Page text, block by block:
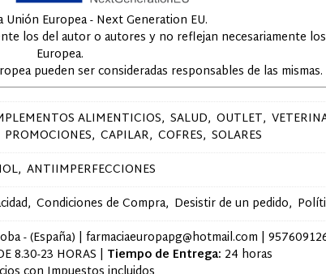
Unión Europea - Next Generation EU.
los del autor o autores y no reflejan necesariamente
Europea.
pueden ser consideradas responsables de las mismas.
ALIMENTICIOS SALUD OUTLET
PROMOCIONES CAPILAR COFRES SOLARES
ANTIIMPERFECCIONES
Condiciones de Compra Desistir de un pedido
- (España) | farmaciaeuropapg@hotmail.com |
8.30-23 HORAS | Tiempo de Entrega: 24 horas